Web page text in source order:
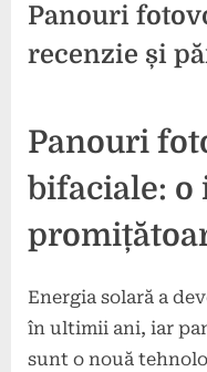
Panouri
recenzie și
on
noiembrie
2024
Panouri
bifaciale: o
Energia solară a
în ultimii ani, iar
sunt o nouă